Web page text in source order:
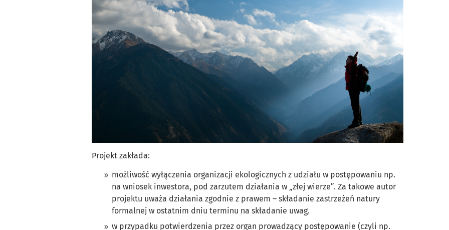
Projekt zakłada:
możliwość wyłączenia organizacji ekologicznych z udziału w postępowaniu np.
na wniosek inwestora, pod zarzutem działania w „złej wierze”. Za takowe autor
projektu uważa działania zgodnie z prawem – składanie zastrzeżeń natury
formalnej w ostatnim dniu terminu na składanie uwag.
w przypadku potwierdzenia przez organ prowadzący postępowanie (czyli np.